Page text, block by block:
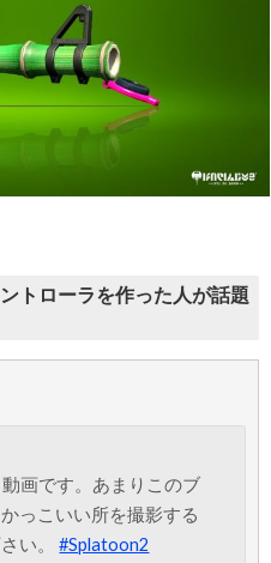
トローラを作った人が話題
画です。あまりこのブ
っこいい所を撮影する
さい。#Splatoon2